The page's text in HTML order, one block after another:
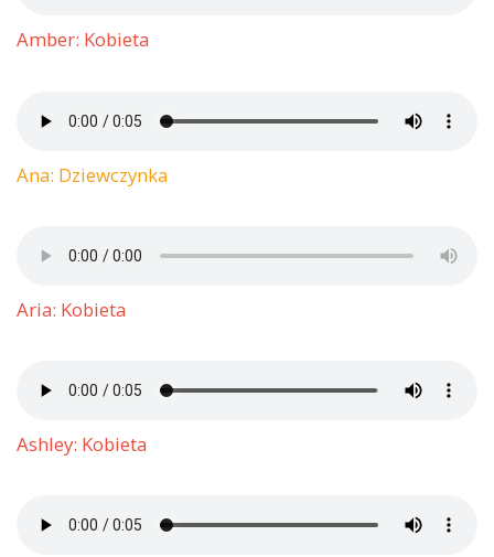
Amber: Kobieta
Ana: Dziewczynka
Aria: Kobieta
Ashley: Kobieta